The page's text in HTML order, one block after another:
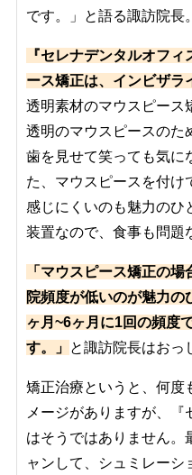
です。」と語る諏訪院長。
『セレナデンタルオフ
ース矯正は、インビザラ
透明素材のマウスピース
透明のマウスピースのた
歯を見せて笑っても気に
た、マウスピースを付け
感じにくいのも魅力のひ
装置なので、食事も問題
「マウスピース矯正の
院頻度が低いのが魅力の
ヶ月~6ヶ月に1回の頻度
す。」 と諏訪院長はおっ
矯正治療というと、何度
メージがありますが、『
はそうではありません。
ャンして、シュミレーシ